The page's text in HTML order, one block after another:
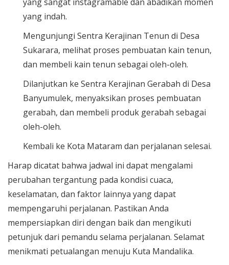
yang indah.
Mengunjungi Sentra Kerajinan Tenun di Desa
Sukarara, melihat proses pembuatan kain tenun,
dan membeli kain tenun sebagai oleh-oleh.
Dilanjutkan ke Sentra Kerajinan Gerabah di Desa
Banyumulek, menyaksikan proses pembuatan
gerabah, dan membeli produk gerabah sebagai
oleh-oleh.
Kembali ke Kota Mataram dan perjalanan selesai.
Harap dicatat bahwa jadwal ini dapat mengalami
perubahan tergantung pada kondisi cuaca,
keselamatan, dan faktor lainnya yang dapat
mempengaruhi perjalanan. Pastikan Anda
mempersiapkan diri dengan baik dan mengikuti
petunjuk dari pemandu selama perjalanan. Selamat
menikmati petualangan menuju Kuta Mandalika.